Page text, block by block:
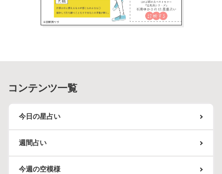
コンテンツ一覧
今日の星占い
週間占い
今週の空模様